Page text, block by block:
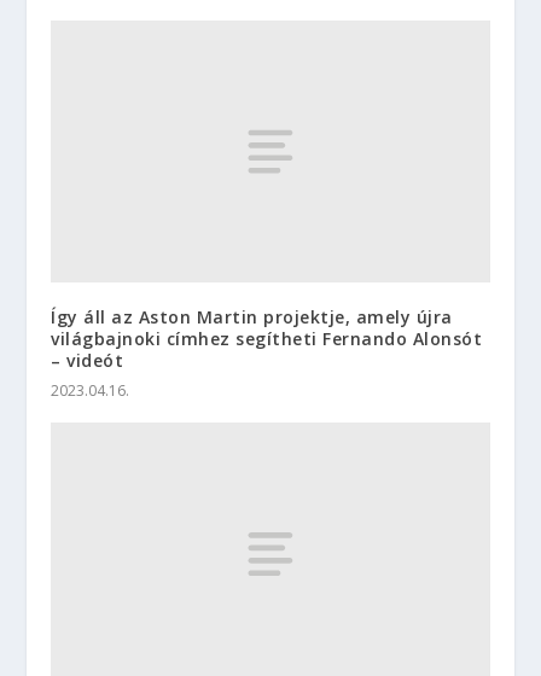
Így áll az Aston Martin projektje, amely újra
világbajnoki címhez segítheti Fernando Alonsót
– videót
2023.04.16.